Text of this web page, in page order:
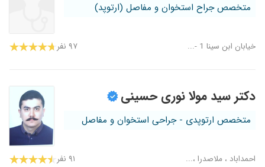
متخصص جراح استخوان و مفاصل (ارتوپد)
خیابان ابن سینا 1 -... ۹۷ نفر
دکتر سید مولا نوری حسینی
متخصص ارتوپدی - جراحی استخوان و مفاصل
احمداباد ، ملاصدرا ،... ۹۱ نفر